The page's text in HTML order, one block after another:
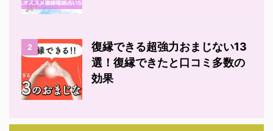
2
復縁できる超強力おまじない13
選！復縁できたと口コミ多数の
効果